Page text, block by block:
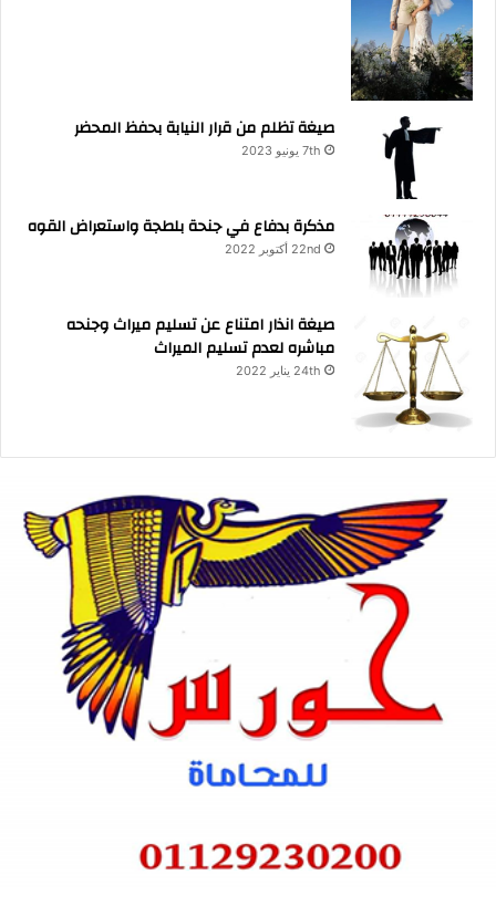
صيغة تظلم من قرار النيابة بحفظ المحضر
7th يونيو 2023
مذكرة بدفاع في جنحة بلطجة واستعراض القوه
22nd أكتوبر 2022
صيغة انذار امتناع عن تسليم ميراث وجنحه
مباشره لعدم تسليم الميراث
24th يناير 2022